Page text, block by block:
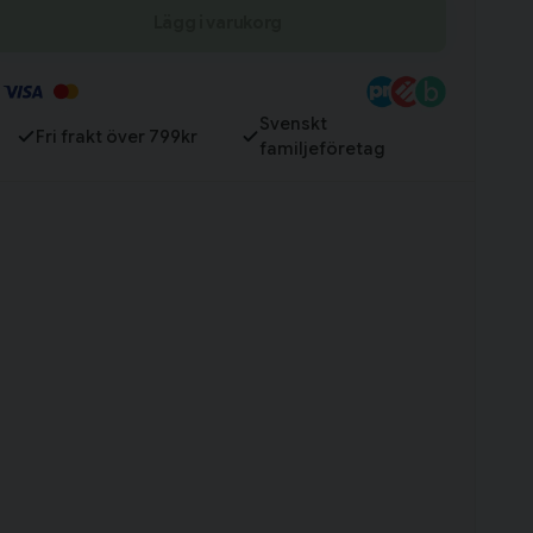
Fri frakt över 799kr
Svenskt
familjeföretag
Till varukorg